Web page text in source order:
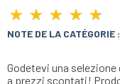
★ ★ ★ ★ ★
★ ★ ★ ★ ★
NOTE DE LA CATÉGORIE :
Godetevi una selezione
a prezzi scontati!